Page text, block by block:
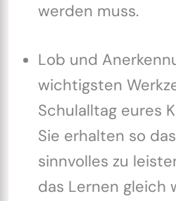
werden muss.
Lob und
wichtigsten
Schulalltag eures
Sie erhalten so
sinnvolles zu
das Lernen gleich